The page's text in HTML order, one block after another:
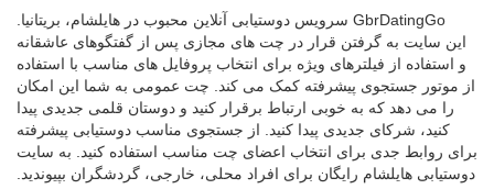
GbrDatingGo سرویس دوستیابی آنلاین محبوب در هایلشام، بریتانیا.
این سایت به گرفتن قرار در چت های مجازی پس از گفتگوهای عاشقانه
و استفاده از فیلترهای ویژه برای انتخاب پروفایل های مناسب با استفاده
از موتور جستجوی پیشرفته کمک می کند. چت عمومی به شما این امکان
را می دهد که به خوبی ارتباط برقرار کنید و دوستان قلمی جدیدی پیدا
کنید، شرکای جدیدی پیدا کنید. از جستجوی مناسب دوستیابی پیشرفته
برای روابط جدی برای انتخاب اعضای چت مناسب استفاده کنید. به سایت
دوستیابی هایلشام رایگان برای افراد محلی، خارجی، گردشگران بپیوندید.